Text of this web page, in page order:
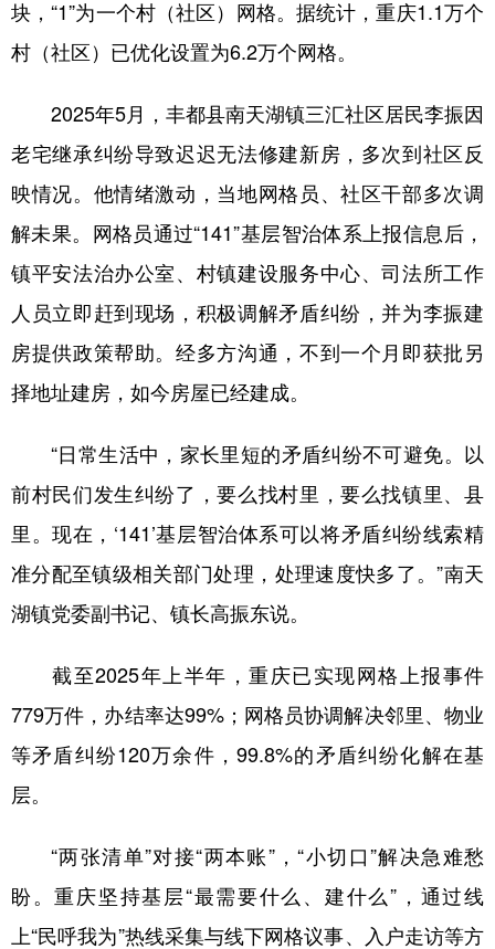
块，“1”为一个村（社区）网格。据统计，重庆1.1万个
村（社区）已优化设置为6.2万个网格。
2025年5月，丰都县南天湖镇三汇社区居民李振因
老宅继承纠纷导致迟迟无法修建新房，多次到社区反
映情况。他情绪激动，当地网格员、社区干部多次调
解未果。网格员通过“141”基层智治体系上报信息后，
镇平安法治办公室、村镇建设服务中心、司法所工作
人员立即赶到现场，积极调解矛盾纠纷，并为李振建
房提供政策帮助。经多方沟通，不到一个月即获批另
择地址建房，如今房屋已经建成。
“日常生活中，家长里短的矛盾纠纷不可避免。以
前村民们发生纠纷了，要么找村里，要么找镇里、县
里。现在，‘141’基层智治体系可以将矛盾纠纷线索精
准分配至镇级相关部门处理，处理速度快多了。”南天
湖镇党委副书记、镇长高振东说。
截至2025年上半年，重庆已实现网格上报事件
779万件，办结率达99%；网格员协调解决邻里、物业
等矛盾纠纷120万余件，99.8%的矛盾纠纷化解在基
层。
“两张清单”对接“两本账”，“小切口”解决急难愁
盼。重庆坚持基层“最需要什么、建什么”，通过线
上“民呼我为”热线采集与线下网格议事、入户走访等方